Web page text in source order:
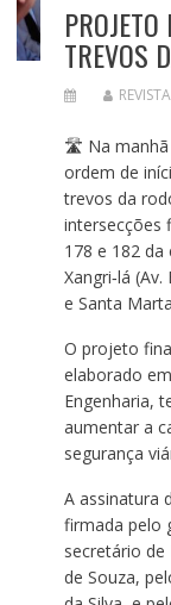
TREVOS
🛣️ Na manhã
ordem de
trevos da
intersecções
178 e 182
Xangri‑lá
e Santa
O projeto
elaborado
Engenharia,
aumentar a
segurança
A assinatura
firmada pelo
secretário de
de Souza,